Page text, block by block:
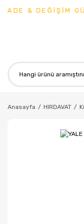
& DEĞİŞİM
Anasayfa HIRDAVAT